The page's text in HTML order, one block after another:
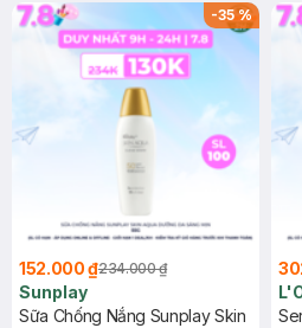
-35%
152.000 ₫234.000 ₫
Sunplay
Sữa Chống Nắng Sunplay Skin